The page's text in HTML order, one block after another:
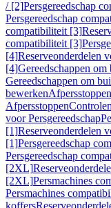
/ [2]Persgereedschap
Persgereedschap
compatibiliteit [3]
compatibiliteit [3]
[4]Reserveonderdelen
[4]Gereedschappen
Gereedschappen om
bewerkenAfpersstoppen
Afpersstoppen
voor Persgereedschap
[1]Reserveonderdelen
[1]Persgereedschap
Persgereedschap
[2XL]
[2XL]Persmachines
Persmachines
koffers